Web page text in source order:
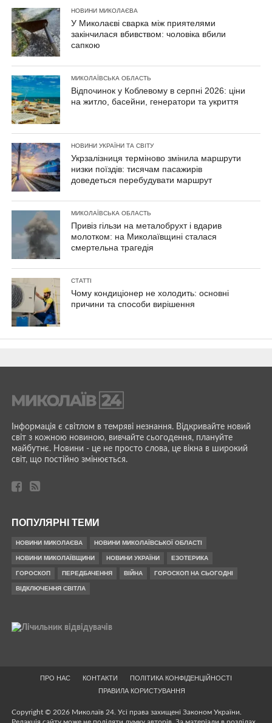
НОВИНИ МИКОЛАЄВА
У Миколаєві сварка між приятелями
закінчилася вбивством: чоловіка вбили
сапкою
МИКОЛАЇВСЬКА ОБЛАСТЬ
Відпочинок у Коблевому в серпні 2026: ціни
на житло, басейни, генератори та укриття
НОВИНИ УКРАЇНИ ТА СВІТУ
Укрзалізниця терміново змінила маршрути
низки поїздів: тисячам пасажирів
доведеться перебудувати маршрут
МИКОЛАЇВСЬКА ОБЛАСТЬ
Привіз гільзи на металобрухт і вдарив
молотком: на Миколаївщині сталася
смертельна трагедія
СТАТТІ
Чому кондиціонер не холодить: основні
причини та способи вирішення
Інформація є світлом в темряві незнання. Відкривайте новий
світ з кожною новиною, вивчайте сьогодення, плануйте
майбутнє. Новини - це не просто слова, це вікна в широкий
світ, що постійно змінюється.
ПОПУЛЯРНІ ТЕМИ
НОВИНИ МИКОЛАЄВА НОВИНИ МИКОЛАЇВСЬКОЇ ОБЛАСТІ
НОВИНИ МИКОЛАЇВЩИНИ НОВИНИ УКРАЇНИ ЕЗОТЕРИКА
ГОРОСКОП ПЕРЕДБАЧЕННЯ ВІЙНА ГОРОСКОП НА СЬОГОДНІ
ВІДКЛЮЧЕННЯ СВІТЛА
ПРО НАС КОНТАКТИ
ПОЛІТИКА КОНФІДЕНЦІЙНОСТІ
ПРАВИЛА КОРИСТУВАННЯ
Copyright © 2026 Миколаїв 24. Усі права захищені Законом України.